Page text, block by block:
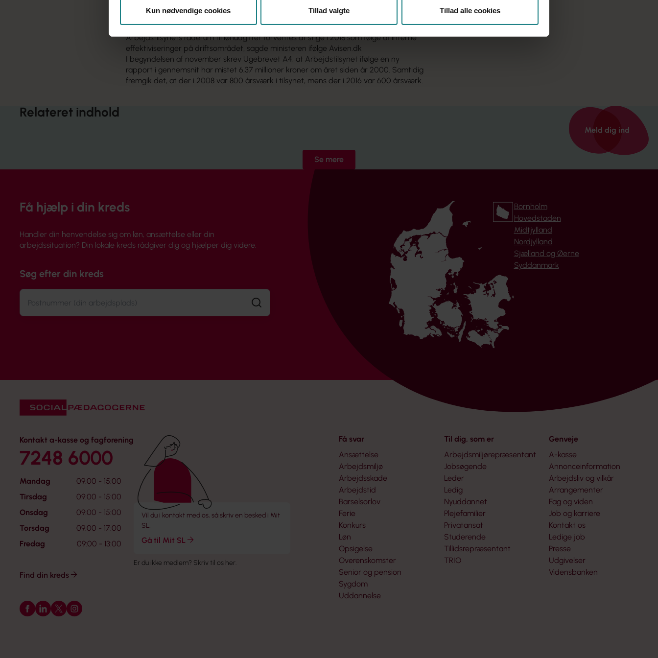
Kun nødvendige cookies Tillad valgte Tillad alle cookies
som udgangspunkt kan håndteres ved en mere målrettet opgaveløsning og naturlig
afgang i organisationen (opsigelser, pension mv.). Det skal bl.a. ses i lyset af, at
Arbejdstilsynets råderum til lønudgifter forventes at stige i 2018 som følge af interne
effektiviseringer på driftsområdet, sagde ministeren ifølge Avisen.dk
I begyndelsen af november skrev Ugebrevet A4, at Arbejdstilsynet ifølge en ny
rapport i gennemsnit har mistet 6,37 millioner kroner om året siden år 2000. Samtidig
fremgik det, at der i 2008 var 800 årsværk i tilsynet, mens der i 2016 var 600 årsværk.
Relateret indhold
Se mere
Meld dig ind
Få hjælp i din kreds
Handler din henvendelse sig om løn, ansættelse eller din
arbejdssituation? Din lokale kreds rådgiver dig og hjælper dig videre.
Søg efter din kreds
Søg
Bornholm
Hovedstaden
Midtjylland
Nordjylland
Sjælland og Øerne
Syddanmark
Kontakt a-kasse og fagforening
7248 6000
Mandag
09:00 - 15:00
Tirsdag
09:00 - 15:00
Onsdag
09:00 - 15:00
Torsdag
09:00 - 17:00
Fredag
09:00 - 13:00
Find din kreds
Følg os på Facebook
Følg os på LinkedIn
Følg os på X
Følg os på Instagram
Vil du i kontakt med os, så skriv en besked i Mit
SL.
Gå til Mit SL
Er du ikke medlem? Skriv til os her.
Få svar
Ansættelse
Arbejdsmiljø
Arbejdsskade
Arbejdstid
Barselsorlov
Ferie
Konkurs
Løn
Opsigelse
Overenskomster
Senior og pension
Sygdom
Uddannelse
Til dig, som er
Arbejdsmiljørepræsentant
Jobsøgende
Leder
Ledig
Nyuddannet
Plejefamilier
Privatansat
Studerende
Tillidsrepræsentant
TRIO
Genveje
A-kasse
Annonceinformation
Arbejdsliv og vilkår
Arrangementer
Fag og viden
Job og karriere
Kontakt os
Ledige job
Presse
Udgivelser
Vidensbanken